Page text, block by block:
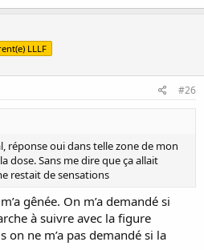
LLLF
#26
réponse oui dans telle zone de mon
dose. Sans me dire que ça allait
restait de sensations
gênée. On m’a demandé si
à suivre avec la figure
on ne m’a pas demandé si la